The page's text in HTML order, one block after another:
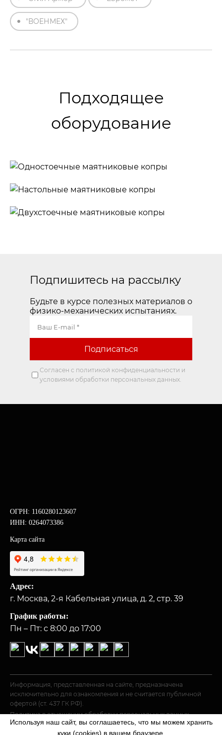
"ВОЕНМЕХ"
Подходящее
оборудование
маятниковые
маятниковые
Подпишитесь на рассылку
Будьте в курсе полезных материалов о
физико-механических испытаниях.
Согласен с политикой конфиденциальности и
условиями обработки персональных данных.
ОГРН: 1160280123607
ИНН: 0264073386
Карта сайта
Адрес:
г. Москва, 2-я Кабельная улица, д. 2, стр. 39
График работы:
Пн – Пт: с 8:00 до 17:00
© 2026 «ГОСТ».
Информация, представленная на сайте, предназначена
исключительно для ознакомления и не считается публичной
офертой (ст. 437 ГК РФ).
Политика в отношении обработки персональных данных
Используя наш сайт, вы соглашаетесь, что мы можем хранить
куки (cookies) в вашем браузере.